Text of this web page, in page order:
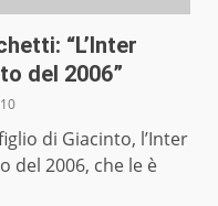
“L’Inter
del 2006”
di Giacinto, l’Inter
del 2006, che le è